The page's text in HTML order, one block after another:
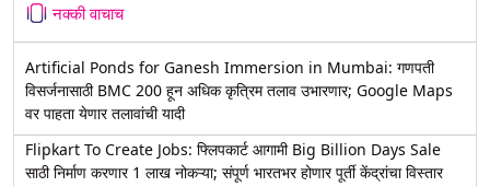
नक्की वाचाच
Artificial Ponds for Ganesh Immersion in Mumbai: गणपती
विसर्जनासाठी BMC 200 हून अधिक कृत्रिम तलाव उभारणार; Google Maps
वर पाहता येणार तलावांची यादी
Flipkart To Create Jobs: फ्लिपकार्ट आगामी Big Billion Days Sale
साठी निर्माण करणार 1 लाख नोकऱ्या; संपूर्ण भारतभर होणार पूर्ती केंद्रांचा विस्तार